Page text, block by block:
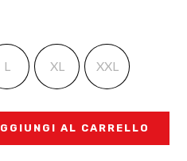
L XL XXL
AL CARRELLO